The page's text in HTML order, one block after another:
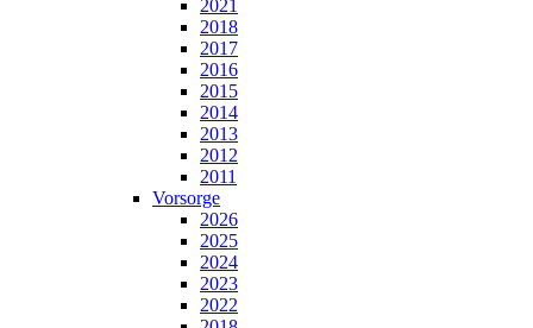
2021
2018
2017
2016
2015
2014
2013
2012
2011
Vorsorge
2026
2025
2024
2023
2022